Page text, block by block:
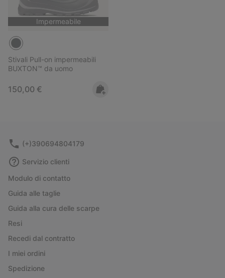
Impermeabile
Stivali Pull-on impermeabili
BUXTON™ da uomo
Regular price:
150,00 €
(+)390694804179
Servizio clienti
Modulo di contatto
Guida alle taglie
Guida alla cura delle scarpe
Resi
Recedi dal contratto
I miei ordini
Spedizione